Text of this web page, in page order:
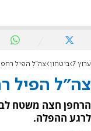
ערוץ 7 ביטחון צה"ל הפיל
צה"ל הפיל
הרחפן חצה משטח
לרגע ההפלה.